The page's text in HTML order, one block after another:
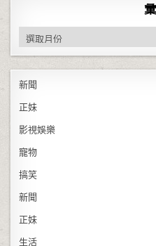
彙整
新聞
正妹
影視娛樂
寵物
搞笑
新聞
正妹
生活